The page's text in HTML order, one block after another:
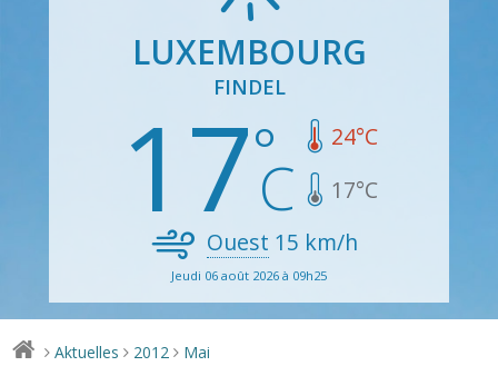
LUXEMBOURG
FINDEL
17 24°C
17°C
Ouest 15 km/h
Jeudi 06 août 2026 à 09h25
> Aktuelles > 2012 > Mai